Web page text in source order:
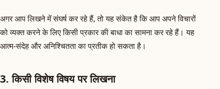
अगर आप लिखने में संघर्ष कर रहे हैं, तो यह संकेत है कि आप अपने विचारों
को व्यक्त करने के लिए किसी प्रकार की बाधा का सामना कर रहे हैं। यह
आत्म-संदेह और अनिश्चितता का प्रतीक हो सकता है।
3. किसी विशेष विषय पर लिखना